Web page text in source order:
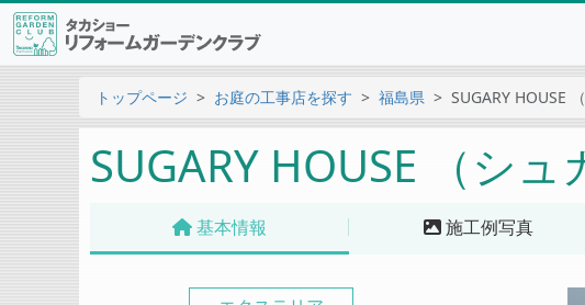
トップページ お庭の工事店を探す 福島県 SUGARY HOUSE
SUGARY HOUSE （シュ
基本情報 施工例写真